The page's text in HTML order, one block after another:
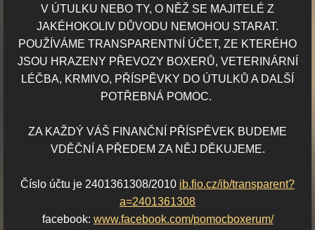
V ÚTULKU NEBO TY, O NĚŽ SE MAJITELÉ Z
JAKÉHOKOLIV DŮVODU NEMOHOU STARAT.
POUŽÍVÁME TRANSPARENTNÍ ÚČET, ZE KTERÉHO
JSOU HRAZENY PŘEVOZY BOXERŮ, VETERINÁRNÍ
LÉČBA, KRMIVO, PŘÍSPĚVKY DO ÚTULKŮ A DALŠÍ
POTŘEBNÁ POMOC.
ZA KAŽDÝ VÁŠ FINANČNÍ PŘÍSPĚVEK BUDEME
VDĚČNÍ A PŘEDEM ZA NĚJ DĚKUJEME.
Číslo účtu je 2401361308/2010 ib.fio.cz/ib/transparent?
a=2401361308
facebook: www.facebook.com/pomocboxerum/